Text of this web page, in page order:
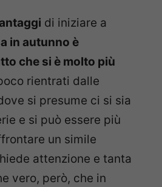
di iniziare a
in autunno è
che si è molto più
rientrati dalle
si presume ci si sia
e si può essere più
un simile
attenzione e tanta
vero, però, che in